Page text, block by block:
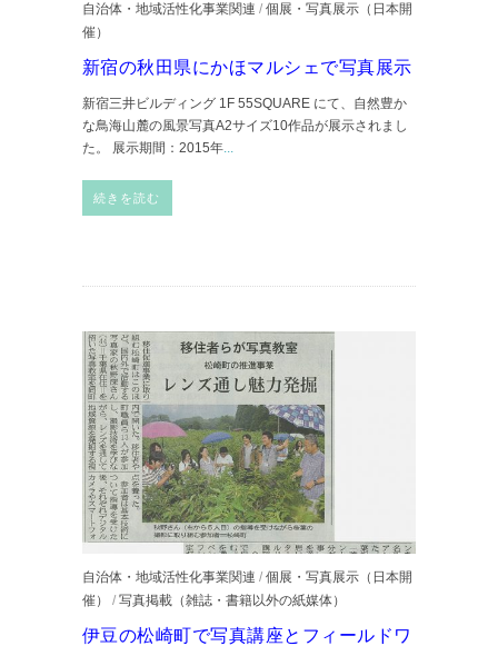
自治体・地域活性化事業関連 / 個展・写真展示（日本開
催）
新宿の秋田県にかほマルシェで写真展示
新宿三井ビルディング 1F 55SQUARE にて、自然豊か
な鳥海山麓の風景写真A2サイズ10作品が展示されまし
た。 展示期間：2015年...
続きを読む
自治体・地域活性化事業関連 / 個展・写真展示（日本開
催）
/ 写真掲載（雑誌・書籍以外の紙媒体）
伊豆の松崎町で写真講座とフィールドワ